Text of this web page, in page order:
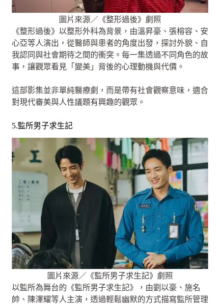
圖片來源／《整形過後》劇照
《整形過後》以整形外科為背景，由溫昇豪、張榕容、安
心亞等人演出，從醫師與患者的角度出發，探討外貌、自
我認同與社會期待之間的衝突。每一集透過不同角色的故
事，讓觀眾看見「變美」背後的心理動機與代價。
這部影集並非單純醫療劇，而是帶有社會觀察意味，適合
對現代審美與人性議題有興趣的觀眾。
5.監所男子求生記
圖片來源／《監所男子求生記》劇照
以監所為舞台的《監所男子求生記》，由劉以豪、施名
帥、陳澤耀等人主演，透過輕鬆幽默的方式描寫監所管理